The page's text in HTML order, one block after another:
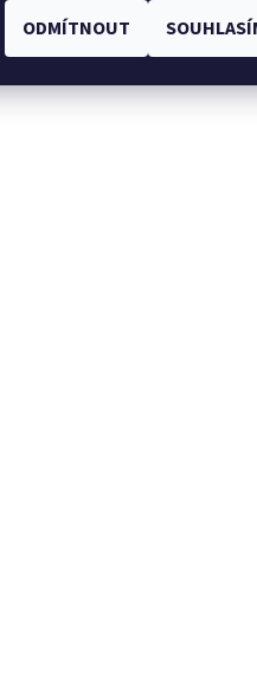
ODMÍTNOUT